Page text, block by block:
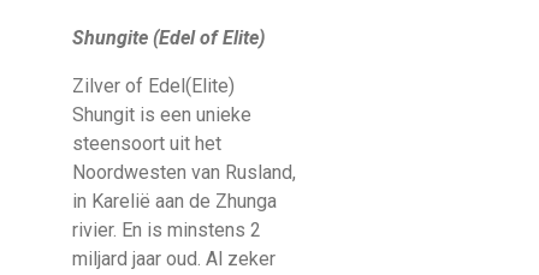
Shungite (Edel of Elite)
Zilver of Edel(Elite)
Shungit is een unieke
steensoort uit het
Noordwesten van Rusland,
in Karelië aan de Zhunga
rivier. En is minstens 2
miljard jaar oud. Al zeker